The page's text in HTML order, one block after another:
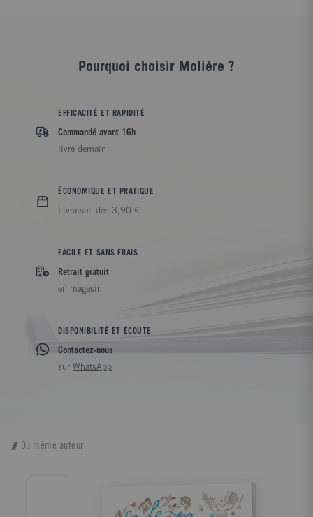
Pourquoi choisir Molière ?
EFFICACITÉ ET RAPIDITÉ
Commandé avant 16h
livré demain
ÉCONOMIQUE ET PRATIQUE
Livraison dès 3,90 €
FACILE ET SANS FRAIS
Retrait gratuit
en magasin
DISPONIBILITÉ ET ÉCOUTE
Contactez-nous
sur WhatsApp
Du même auteur